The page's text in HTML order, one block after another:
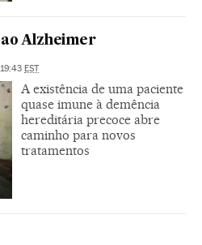
Alzheimer
EST
A existência de uma paciente
quase imune à demência
hereditária precoce abre
caminho para novos
tratamentos